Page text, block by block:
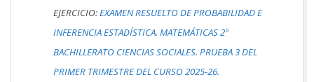
EJERCICIO:EXAMEN RESUELTO DE PROBABILIDAD E
INFERENCIA ESTADÍSTICA. MATEMÁTICAS 2º
BACHILLERATO CIENCIAS SOCIALES. PRUEBA 3 DEL
PRIMER TRIMESTRE DEL CURSO 2025-26.